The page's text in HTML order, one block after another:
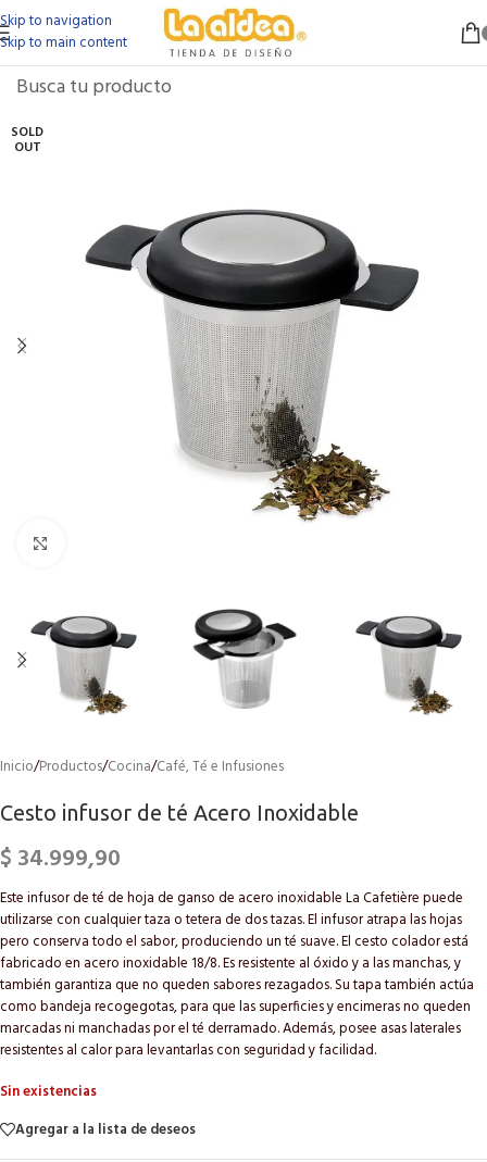
Skip to navigation
Skip to main content
SOLD
OUT
Inicio/Productos/Cocina/Café, Té e Infusiones
Cesto infusor de té Acero Inoxidable
$ 34.999,90
Este infusor de té de hoja de ganso de acero inoxidable La Cafetière puede
utilizarse con cualquier taza o tetera de dos tazas. El infusor atrapa las hojas
pero conserva todo el sabor, produciendo un té suave. El cesto colador está
fabricado en acero inoxidable 18/8. Es resistente al óxido y a las manchas, y
también garantiza que no queden sabores rezagados. Su tapa también actúa
como bandeja recogegotas, para que las superficies y encimeras no queden
marcadas ni manchadas por el té derramado. Además, posee asas laterales
resistentes al calor para levantarlas con seguridad y facilidad.
Sin existencias
Agregar a la lista de deseos